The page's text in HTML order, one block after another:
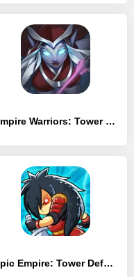
Empire Warriors: Tower Defense
Epic Empire: Tower Defense